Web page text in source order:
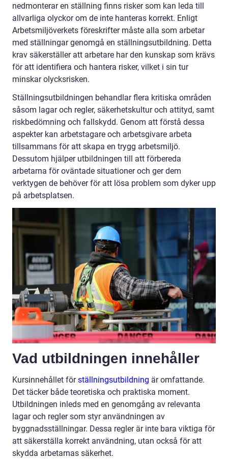
nedmonterar en ställning finns risker som kan leda till
allvarliga olyckor om de inte hanteras korrekt. Enligt
Arbetsmiljöverkets föreskrifter måste alla som arbetar
med ställningar genomgå en ställningsutbildning. Detta
krav säkerställer att arbetare har den kunskap som krävs
för att identifiera och hantera risker, vilket i sin tur
minskar olycksrisken.
Ställningsutbildningen behandlar flera kritiska områden
såsom lagar och regler, säkerhetskultur och attityd, samt
riskbedömning och fallskydd. Genom att förstå dessa
aspekter kan arbetstagare och arbetsgivare arbeta
tillsammans för att skapa en trygg arbetsmiljö.
Dessutom hjälper utbildningen till att förbereda
arbetarna för oväntade situationer och ger dem
verktygen de behöver för att lösa problem som dyker upp
på arbetsplatsen.
Vad utbildningen innehåller
Kursinnehållet förställningsutbildning är omfattande.
Det täcker både teoretiska och praktiska moment.
Utbildningen inleds med en genomgång av relevanta
lagar och regler som styr användningen av
byggnadsställningar. Dessa regler är inte bara viktiga för
att säkerställa korrekt användning, utan också för att
skydda arbetarnas säkerhet.